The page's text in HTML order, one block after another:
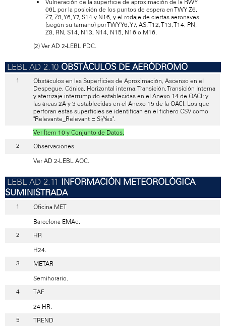
Vulneración de la superficie de aproximación de la RWY
06L por la posición de los puntos de espera en TWY Z6,
Z7, Z8, Y6, Y7, S14 y N16, y el rodaje de ciertas aeronaves
(según su tamaño) por TWY Y6, Y7, AS, T12, T13, T14, PN,
Z8, RN, S14, N13, N14, N15, N16 o M16.
(2) Ver AD 2-LEBL PDC.
OBSTÁCULOS DE AERÓDROMO
Obstáculos en las Superficies de Aproximación, Ascenso en el
Despegue, Cónica, Horizontal interna, Transición, Transición Interna
y aterrizaje interrumpido establecidas en el Anexo 14 de OACI; y
las áreas 2A y 3 establecidas en el Anexo 15 de la OACI. Los que
perforan estas superficies se identifican en el fichero CSV como
"Relevante_Relevant = Si/Yes".
Ver Ítem 10 y Conjunto de Datos.
Observaciones
Ver AD 2-LEBL AOC.
INFORMACIÓN METEOROLÓGICA
SUMINISTRADA
Oficina MET
Barcelona EMAe.
HR
H24.
METAR
Semihorario.
TAF
24 HR.
TREND